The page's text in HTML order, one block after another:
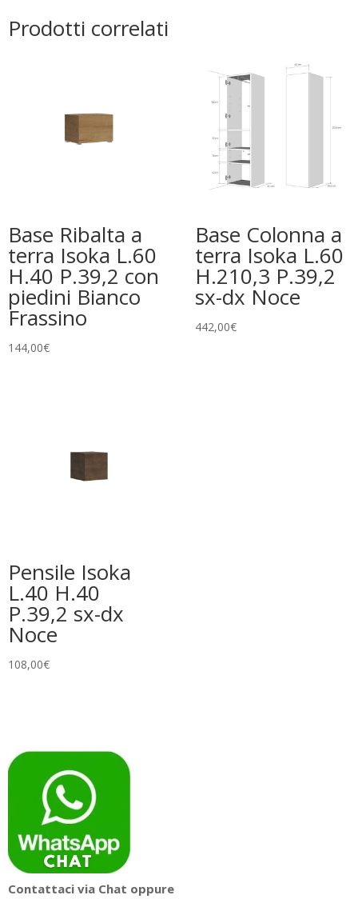
Prodotti correlati
Base Ribalta a
terra Isoka L.60
H.40 P.39,2 con
piedini Bianco
Frassino
144,00€
Base Colonna a
terra Isoka L.60
H.210,3 P.39,2
sx-dx Noce
442,00€
Pensile Isoka
L.40 H.40
P.39,2 sx-dx
Noce
108,00€
Contattaci via Chat oppure